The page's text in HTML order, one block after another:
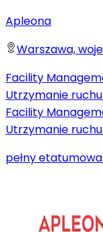
Apleona
Warszawa,
Facility
Utrzymanie
Facility
Utrzymanie
pełny etat